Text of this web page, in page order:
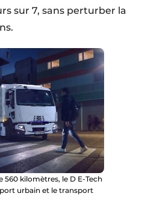
sur 7, sans perturber la
kilomètres, le D E-Tech
urbain et le transport